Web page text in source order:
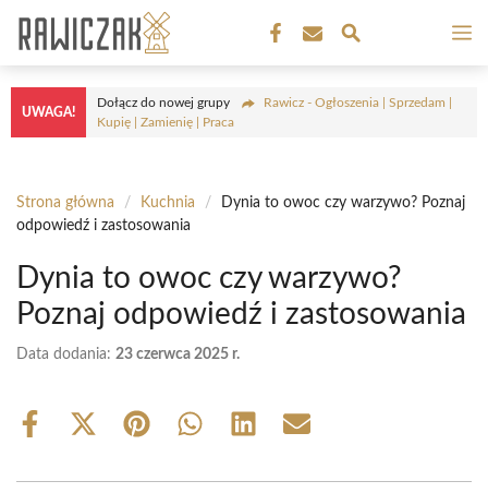
treści
UWAGA!
Dołącz do nowej grupy
Rawicz - Ogłoszenia | Sprzedam |
Kupię | Zamienię | Praca
Strona główna / Kuchnia /
Dynia to owoc czy warzywo? Poznaj
odpowiedź i zastosowania
Dynia to owoc czy warzywo?
Poznaj odpowiedź i zastosowania
Data dodania: 23 czerwca 2025 r.
Share
Share
(Twitter)
Share Share Share Share